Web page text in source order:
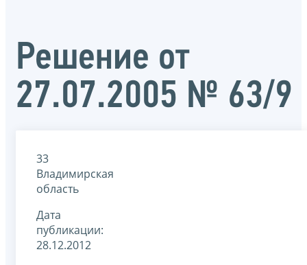
Решение от
27.07.2005 № 63/9
33
Владимирская
область
Дата
публикации:
28.12.2012